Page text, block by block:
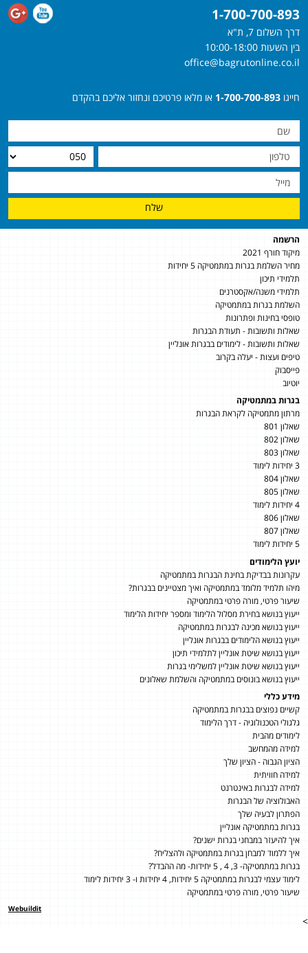
1-700-700-893
דרך השלום 7, ת"א
בין השעות 10:00-18:00
office@bagrutonline.co.il
חייגו 1-700-700-893 או מלאו פרטיכם ונחזור אליכם בהקדם
שלח
הרשמה
מיקוד חורף 2021
מחיר השלמת בגרות במתמטיקה 5 יחידות
תלמידי תיכון
תלמידי משנה/אקסטרנים
השלמת בגרות במתמטיקה
טופסי בחינות ופתרונות
שאלות ותשובות - תעודת הבגרות
שאלות ותשובות - לימודים בבגרות אונליין
טיפים ועצות - יעלה בקרוב
פייסבוק
יוטיוב
בגרות במתמטיקה
מרתון מתמטיקה לקראת הבגרות
שאלון 801
שאלון 802
שאלון 803
3 יחידות לימוד
שאלון 804
שאלון 805
4 יחידות לימוד
שאלון 806
שאלון 807
5 יחידות לימוד
יועץ הלימודים
עקרונות בבדיקת בחינת הבגרות במתמטיקה
מיהו תלמיד מלומד במתמטיקה ואיך מצטיינים בבגרות?
שיעור פרטי, מורה פרטי במתמטיקה
ייעוץ בנושא בחירת מסלול הלימוד ומספר יחידות הלימוד
ייעוץ בנושא מכינה לבגרות במתמטיקה
ייעוץ בנושא הלימודים בבגרות אונליין
ייעוץ בנושא שיטת אונליין לתלמידי תיכון
ייעוץ בנושא שיטת אונליין למשלימי בגרות
ייעוץ בנושא בונוסים במתמטיקה והשלמת שאלונים
מידע כללי
קשיים נפוצים בבגרות במתמטיקה
גלגולי הטכנולוגיה - דרך הלימוד
לימודים מהבית
למידה מהמחשב
הציון הגבוה - הציון שלך
למידה חוויתית
למידה לבגרות באינטרנט
האבולוציה של הבגרות
הפתרון לבעיה שלך
בגרות במתמטיקה אונליין
איך להיעזר במבחני בגרות ישנים?
איך ללמוד למבחן בגרות במתמטיקה ולהצליח?
בגרות במתמטיקה- 3, 4 , 5 יחידות- מה ההבדל?
לימוד עצמי לבגרות במתמטיקה 5 יחידות, 4 יחידות ו- 3 יחידות לימוד
שיעור פרטי, מורה פרטי במתמטיקה
Webuildit
>